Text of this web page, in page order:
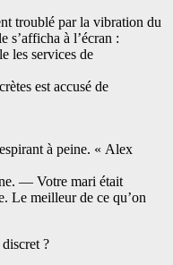
troublé par la vibration du
s’afficha à l’écran :
les services de
est accusé de
à peine. « Alex
— Votre mari était
Le meilleur de ce qu’on
?